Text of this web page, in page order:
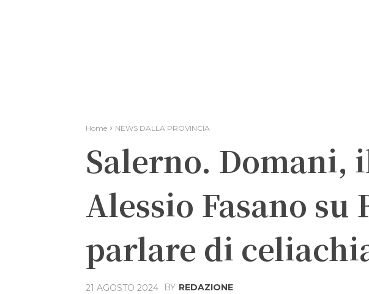
Home NEWS DALLA PROVINCIA
Salerno. Domani,
Alessio Fasano su
parlare di
21 AGOSTO 2024 BY REDAZIONE